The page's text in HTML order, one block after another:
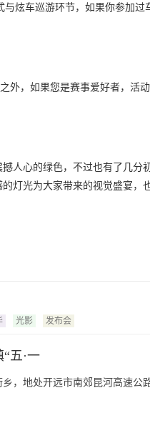
与炫车巡游环节，如果你参加过
外，如果您是赛事爱好者，活
人心的绿色，不过也有了几
灯光为大家带来的视觉盛宴
光影 发布会
五·一
，地处开远市南郊昆河高速